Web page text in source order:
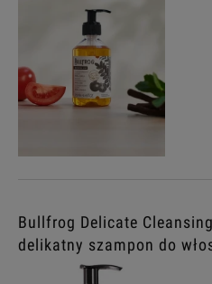
Bullfrog Delicate
delikatny szampon do